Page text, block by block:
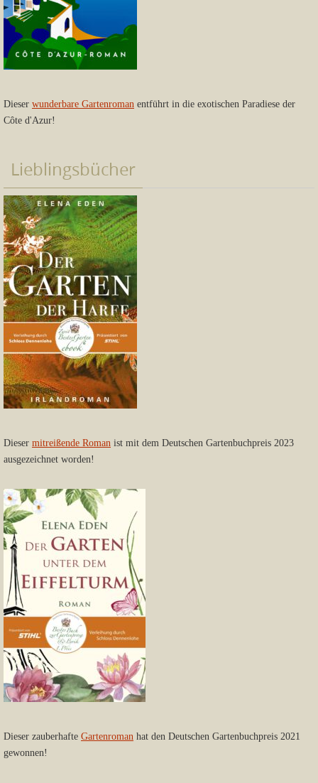
Dieser wunderbare Gartenroman entführt in die exotischen Paradiese der
Côte d'Azur!
Lieblingsbücher
Dieser mitreißende Roman ist mit dem Deutschen Gartenbuchpreis 2023
ausgezeichnet worden!
Dieser zauberhafte Gartenroman hat den Deutschen Gartenbuchpreis 2021
gewonnen!